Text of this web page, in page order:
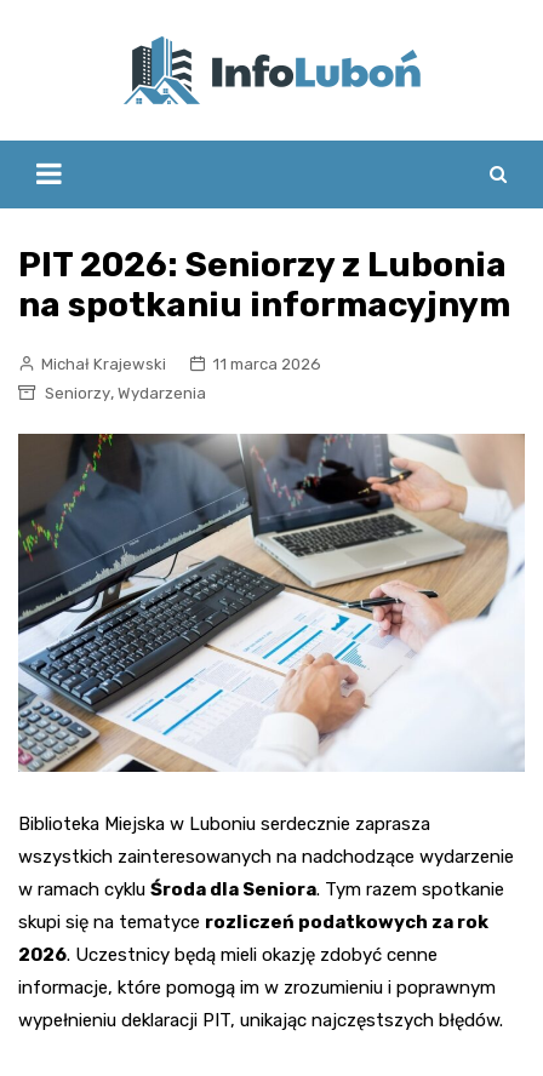
PIT 2026: Seniorzy z Lubonia
na spotkaniu informacyjnym
Michał Krajewski
11 marca 2026
Seniorzy, Wydarzenia
Biblioteka Miejska w Luboniu serdecznie zaprasza
wszystkich zainteresowanych na nadchodzące wydarzenie
w ramach cyklu Środa dla Seniora. Tym razem spotkanie
skupi się na tematyce rozliczeń podatkowych za rok
2026. Uczestnicy będą mieli okazję zdobyć cenne
informacje, które pomogą im w zrozumieniu i poprawnym
wypełnieniu deklaracji PIT, unikając najczęstszych błędów.